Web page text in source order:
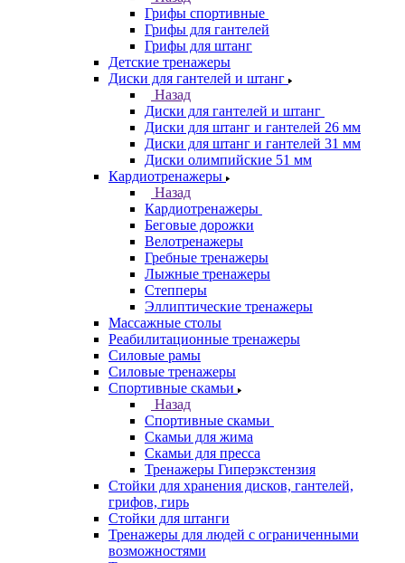
Грифы спортивные
Грифы для гантелей
Грифы для штанг
Детские тренажеры
Диски для гантелей и штанг
Назад
Диски для гантелей и штанг
Диски для штанг и гантелей 26 мм
Диски для штанг и гантелей 31 мм
Диски олимпийские 51 мм
Кардиотренажеры
Назад
Кардиотренажеры
Беговые дорожки
Велотренажеры
Гребные тренажеры
Лыжные тренажеры
Степперы
Эллиптические тренажеры
Массажные столы
Реабилитационные тренажеры
Силовые рамы
Силовые тренажеры
Спортивные скамьи
Назад
Спортивные скамьи
Скамьи для жима
Скамьи для пресса
Тренажеры Гиперэкстензия
Стойки для хранения дисков, гантелей,
грифов, гирь
Стойки для штанги
Тренажеры для людей с ограниченными
возможностями